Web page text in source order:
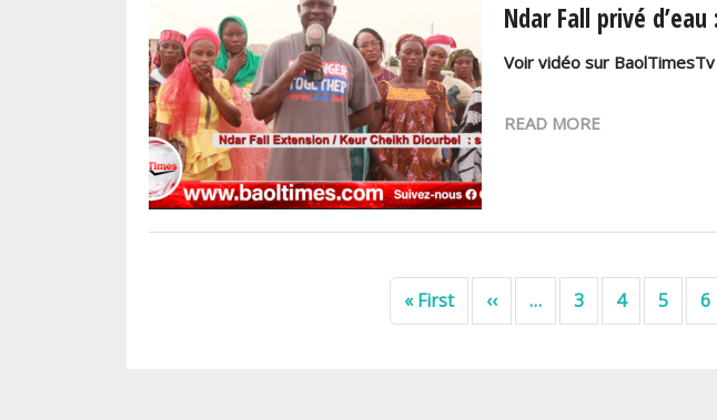
Ndar Fall privé
Voir vidéo sur
READ MORE
« FirstPremière page
‹‹Page précédente
… 3 4 5 6